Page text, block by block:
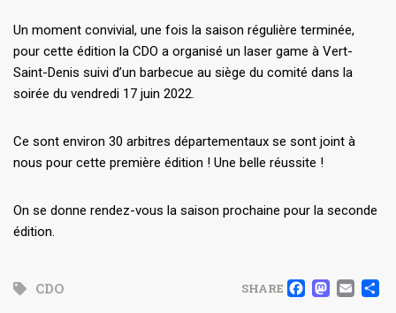
Un moment convivial, une fois la saison régulière terminée,
pour cette édition la CDO a organisé un laser game à Vert-
Saint-Denis suivi d’un barbecue au siège du comité dans la
soirée du vendredi 17 juin 2022.
Ce sont environ 30 arbitres départementaux se sont joint à
nous pour cette première édition ! Une belle réussite !
On se donne rendez-vous la saison prochaine pour la seconde
édition.
CDO SHARE